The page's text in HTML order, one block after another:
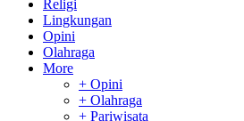
Religi
Lingkungan
Opini
Olahraga
More
+ Opini
+ Olahraga
+ Pariwisata